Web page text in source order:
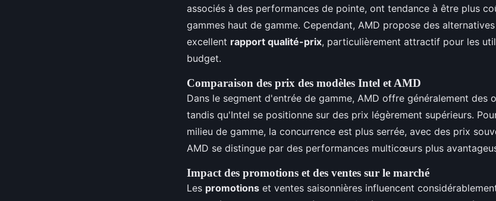
associés à des performances de pointe, ont tendance à être plus
gammes haut de gamme. Cependant, AMD propose des
excellent rapport qualité-prix, particulièrement attractif pour les
budget.
Comparaison des prix des modèles Intel et AMD
Dans le segment d'entrée de gamme, AMD offre généralement des
tandis qu'Intel se positionne sur des prix légèrement supérieurs.
milieu de gamme, la concurrence est plus serrée, avec des prix
AMD se distingue par des performances multicœurs plus
Impact des promotions et des ventes sur le marché
Les promotions et ventes saisonnières influencent